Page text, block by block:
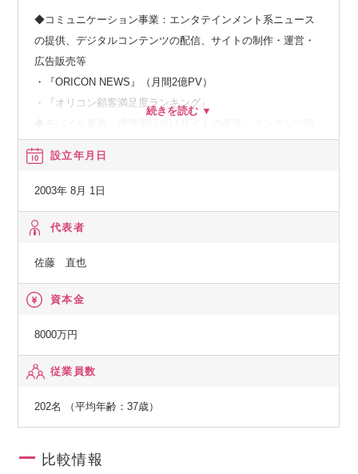
◆コミュニケーション事業：エンタテインメント系ニュース
の提供、デジタルコンテンツの配信、サイトの制作・運営・
広告販売等
・『ORICON NEWS』（月間2億PV）
・『オリコン顧客満足度ランキング』
『オリコンミュージックストア』
◆データサービス事業：音楽・映像・書籍のマーケティング
『ORICON BiZ online』
告代理業
★社名の由来：「Original Confidence：絶対的な信頼」×「Co
nsumer Oriented：消費者本位」
頼を一番大切にしていくという意志が込められています。
設立年月日
2003年 8月 1日
代表者
佐藤 直也
資本金
8000万円
従業員数
202名 （平均年齢：37歳）
比較情報